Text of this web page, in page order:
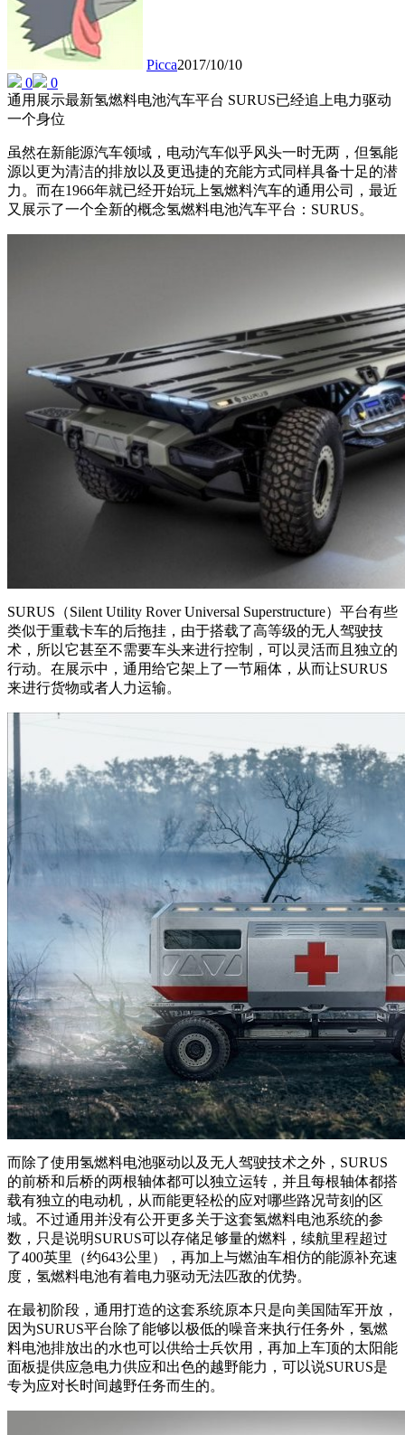
Picca2017/10/10
0
0
通用展示最新氢燃料电池汽车平台 SURUS已经追上电力驱动
一个身位
虽然在新能源汽车领域，电动汽车似乎风头一时无两，但氢能
源以更为清洁的排放以及更迅捷的充能方式同样具备十足的潜
力。而在1966年就已经开始玩上氢燃料汽车的通用公司，最近
又展示了一个全新的概念氢燃料电池汽车平台：SURUS。
SURUS（Silent Utility Rover Universal Superstructure）平台有些
类似于重载卡车的后拖挂，由于搭载了高等级的无人驾驶技
术，所以它甚至不需要车头来进行控制，可以灵活而且独立的
行动。在展示中，通用给它架上了一节厢体，从而让SURUS
来进行货物或者人力运输。
而除了使用氢燃料电池驱动以及无人驾驶技术之外，SURUS
的前桥和后桥的两根轴体都可以独立运转，并且每根轴体都搭
载有独立的电动机，从而能更轻松的应对哪些路况苛刻的区
域。不过通用并没有公开更多关于这套氢燃料电池系统的参
数，只是说明SURUS可以存储足够量的燃料，续航里程超过
了400英里（约643公里），再加上与燃油车相仿的能源补充速
度，氢燃料电池有着电力驱动无法匹敌的优势。
在最初阶段，通用打造的这套系统原本只是向美国陆军开放，
因为SURUS平台除了能够以极低的噪音来执行任务外，氢燃
料电池排放出的水也可以供给士兵饮用，再加上车顶的太阳能
面板提供应急电力供应和出色的越野能力，可以说SURUS是
专为应对长时间越野任务而生的。